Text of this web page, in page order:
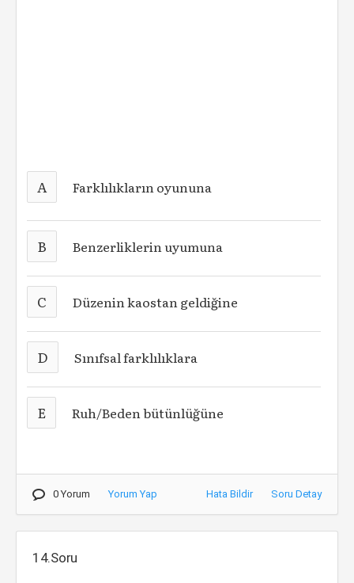
A Farklılıkların oyununa
B Benzerliklerin uyumuna
C Düzenin kaostan geldiğine
D Sınıfsal farklılıklara
E Ruh/Beden bütünlüğüne
0 Yorum Yorum Yap Hata Bildir Soru Detay
14.Soru